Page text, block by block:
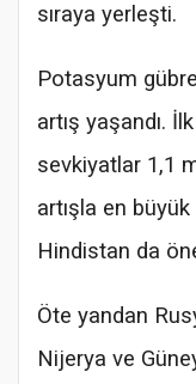
sıraya yerleşti.
Potasyum
artış yaşandı.
sevkiyatlar 1,1
artışla en
Hindistan da
Öte yandan
Nijerya ve